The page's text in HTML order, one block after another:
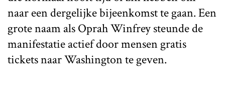
naar een dergelijke bijeenkomst te gaan. Een
grote naam als Oprah Winfrey steunde de
manifestatie actief door mensen gratis
tickets naar Washington te geven.